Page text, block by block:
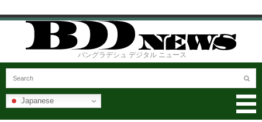
バングラデシュ デジタル ニュース
Japanese